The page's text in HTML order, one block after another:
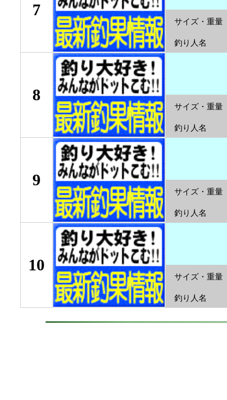
7
サイズ・重量
釣り人名
8
サイズ・重量
釣り人名
9
サイズ・重量
釣り人名
10
サイズ・重量
釣り人名